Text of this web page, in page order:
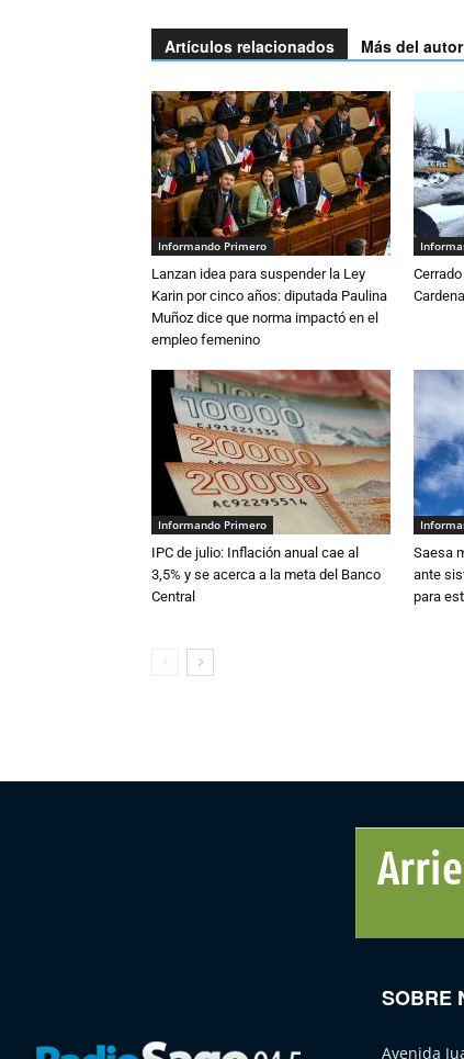
Artículos relacionados Más del autor
Informando Primero
Lanzan idea para suspender la Ley
Karin por cinco años: diputada Paulina
Muñoz dice que norma impactó en el
empleo femenino
Informando Primero
IPC de julio: Inflación anual cae al
3,5% y se acerca a la meta del Banco
Central
Saesa
ante
para
SOBRE
Avenida